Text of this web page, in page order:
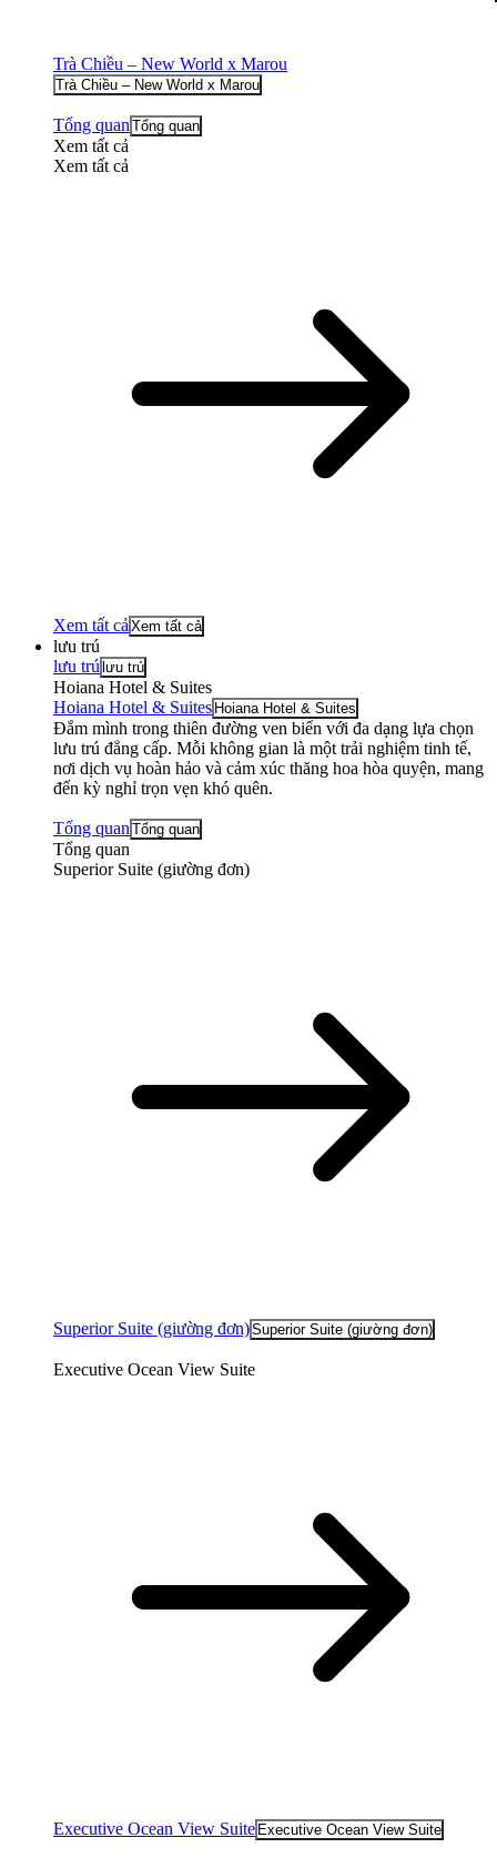
Trà Chiều – New World x Marou
Trà Chiều – New World x Marou
Tổng quan Tổng quan
Xem tất cả
Xem tất cả
Xem tất cả Xem tất cả
lưu trú
lưu trú lưu trú
Hoiana Hotel & Suites
Hoiana Hotel & Suites Hoiana Hotel & Suites
Đắm mình trong thiên đường ven biển với đa dạng lựa chọn
lưu trú đẳng cấp. Mỗi không gian là một trải nghiệm tinh tế,
nơi dịch vụ hoàn hảo và cảm xúc thăng hoa hòa quyện, mang
đến kỳ nghỉ trọn vẹn khó quên.
Tổng quan Tổng quan
Tổng quan
Superior Suite (giường đơn)
Superior Suite (giường đơn)Superior Suite (giường đơn)
Executive Ocean View Suite
Executive Ocean View Suite Executive Ocean View Suite